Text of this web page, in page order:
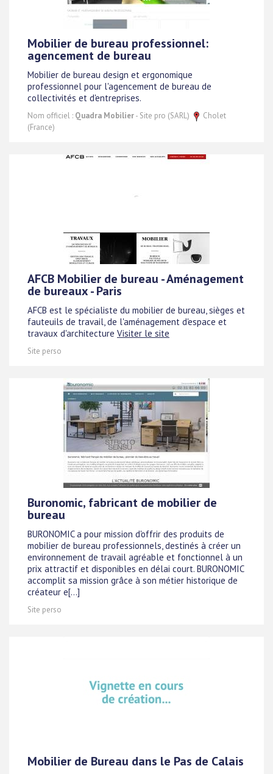
Mobilier de bureau professionnel:
agencement de bureau
Mobilier de bureau design et ergonomique
professionnel pour l'agencement de bureau de
collectivités et d'entreprises.
Nom officiel : Quadra Mobilier- Site pro (SARL)
Cholet
(France)
AFCB Mobilier de bureau - Aménagement
de bureaux - Paris
AFCB est le spécialiste du mobilier de bureau, sièges et
fauteuils de travail, de l'aménagement d'espace et
travaux d'architecture Visiter le site
Site perso
Buronomic, fabricant de mobilier de
bureau
BURONOMIC a pour mission d'offrir des produits de
mobilier de bureau professionnels, destinés à créer un
environnement de travail agréable et fonctionnel à un
prix attractif et disponibles en délai court. BURONOMIC
accomplit sa mission grâce à son métier historique de
créateur e[...]
Site perso
Mobilier de Bureau dans le Pas de Calais